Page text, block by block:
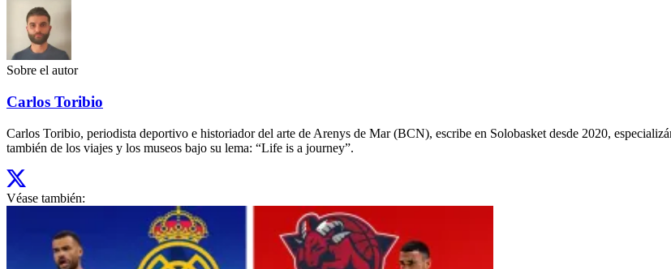
Sobre el autor
Carlos Toribio
Carlos Toribio, periodista deportivo e historiador del arte de Arenys de Mar (BCN), escribe en Solobasket desde 2020,
también de los viajes y los museos bajo su lema: “Life is a journey”.
Véase también: